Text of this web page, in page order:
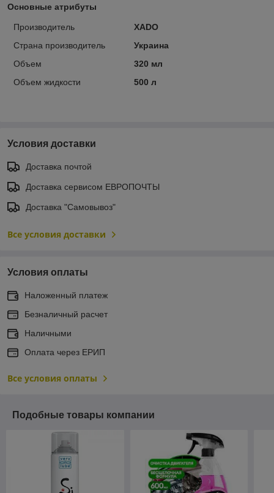
Основные атрибуты
Производитель
ХАDО
Страна производитель
Украина
Объем
320 мл
Объем жидкости
500 л
Условия доставки
Доставка почтой
Доставка сервисом ЕВРОПОЧТЫ
Доставка "Самовывоз"
Все условия доставки
Условия оплаты
Наложенный платеж
Безналичный расчет
Наличными
Оплата через ЕРИП
Все условия оплаты
Подобные товары компании